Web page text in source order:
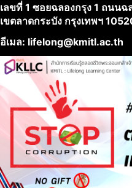
เลขที่ 1 ซอยฉลองกรุง 1 ถนนฉ
เขตลาดกระบัง กรุงเทพฯ
อีเมล: lifelong@kmitl.ac.th